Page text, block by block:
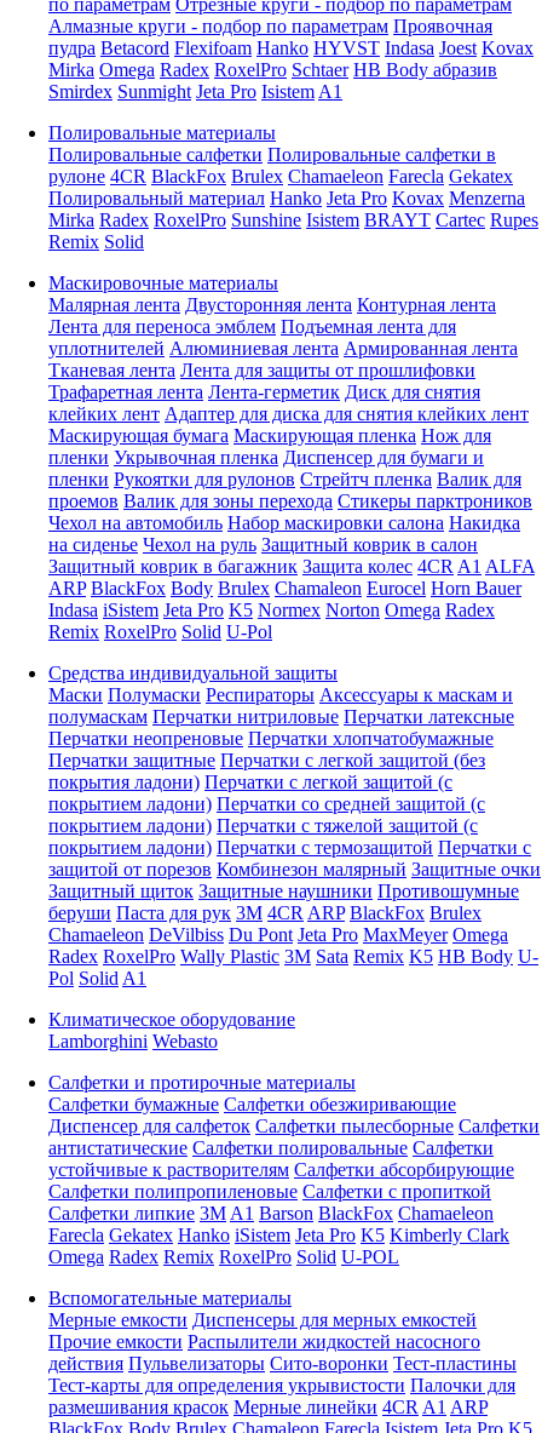
по параметрам Отрезные круги - подбор по параметрам
Алмазные круги - подбор по параметрам Проявочная
пудра Betacord Flexifoam Hanko HYVST Indasa Joest Kovax
Mirka Omega Radex RoxelPro Schtaer HB Body абразив
Smirdex Sunmight Jeta Pro Isistem A1
Полировальные материалы
Полировальные салфетки Полировальные салфетки в
рулоне 4CR BlackFox Brulex Chamaeleon Farecla Gekatex
Полировальный материал Hanko Jeta Pro Kovax Menzerna
Mirka Radex RoxelPro Sunshine Isistem BRAYT Cartec Rupes
Remix Solid
Маскировочные материалы
Малярная лента Двусторонняя лента Контурная лента
Лента для переноса эмблем Подъемная лента для
уплотнителей Алюминиевая лента Армированная лента
Тканевая лента Лента для защиты от прошлифовки
Трафаретная лента Лента-герметик Диск для снятия
клейких лент Адаптер для диска для снятия клейких лент
Маскирующая бумага Маскирующая пленка Нож для
пленки Укрывочная пленка Диспенсер для бумаги и
пленки Рукоятки для рулонов Стрейтч пленка Валик для
проемов Валик для зоны перехода Стикеры парктроников
Чехол на автомобиль Набор маскировки салона Накидка
на сиденье Чехол на руль Защитный коврик в салон
Защитный коврик в багажник Защита колес 4CR A1 ALFA
ARP BlackFox Body Brulex Chamaleon Eurocel Horn Bauer
Indasa iSistem Jeta Pro K5 Normex Norton Omega Radex
Remix RoxelPro Solid U-Pol
Средства индивидуальной защиты
Маски Полумаски Респираторы Аксессуары к маскам и
полумаскам Перчатки нитриловые Перчатки латексные
Перчатки неопреновые Перчатки хлопчатобумажные
Перчатки защитные Перчатки с легкой защитой (без
покрытия ладони) Перчатки с легкой защитой (с
покрытием ладони) Перчатки со средней защитой (с
покрытием ладони) Перчатки с тяжелой защитой (с
покрытием ладони) Перчатки с термозащитой Перчатки с
защитой от порезов Комбинезон малярный Защитные очки
Защитный щиток Защитные наушники Противошумные
беруши Паста для рук 3M 4CR ARP BlackFox Brulex
Chamaeleon DeVilbiss Du Pont Jeta Pro MaxMeyer Omega
Radex RoxelPro Wally Plastic 3M Sata Remix K5 HB Body U-
Pol Solid A1
Климатическое оборудование
Lamborghini Webasto
Салфетки и протирочные материалы
Салфетки бумажные Салфетки обезжиривающие
Диспенсер для салфеток Салфетки пылесборные Салфетки
антистатические Салфетки полировальные Салфетки
устойчивые к растворителям Салфетки абсорбирующие
Салфетки полипропиленовые Салфетки с пропиткой
Салфетки липкие 3M A1 Barson BlackFox Chamaeleon
Farecla Gekatex Hanko iSistem Jeta Pro K5 Kimberly Clark
Omega Radex Remix RoxelPro Solid U-POL
Вспомогательные материалы
Мерные емкости Диспенсеры для мерных емкостей
Прочие емкости Распылители жидкостей насосного
действия Пульвелизаторы Сито-воронки Тест-пластины
Тест-карты для определения укрывистости Палочки для
размешивания красок Мерные линейки 4CR A1 ARP
BlackFox Body Brulex Chamaleon Farecla Isistem Jeta Pro K5